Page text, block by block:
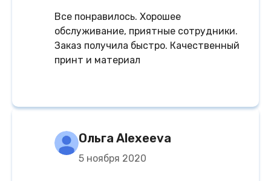
Все понравилось. Хорошее
обслуживание, приятные сотрудники.
Заказ получила быстро. Качественный
принт и материал
Ольга Alexeeva
5 ноября 2020